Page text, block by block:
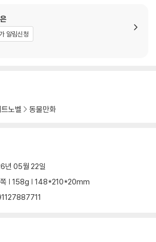
알림신청
노벨 동물만화
년 05월 22일
| 158g | 148*210*20mm